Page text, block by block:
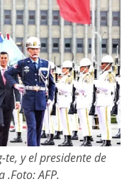
te, y el presidente de
.Foto: AFP.